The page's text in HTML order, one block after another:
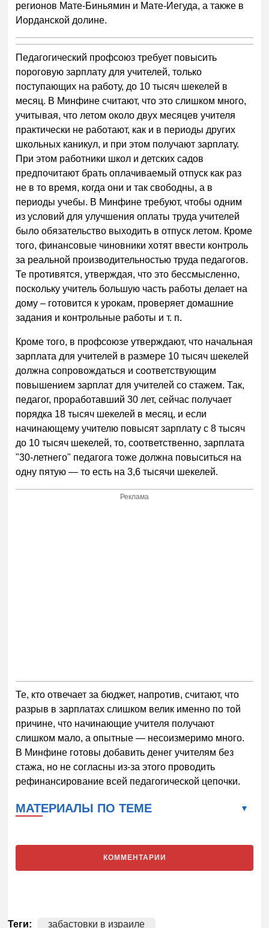
регионов Мате-Биньямин и Мате-Иегуда, а также в
Иорданской долине.
Педагогический профсоюз требует повысить
пороговую зарплату для учителей, только
поступающих на работу, до 10 тысяч шекелей в
месяц. В Минфине считают, что это слишком много,
учитывая, что летом около двух месяцев учителя
практически не работают, как и в периоды других
школьных каникул, и при этом получают зарплату.
При этом работники школ и детских садов
предпочитают брать оплачиваемый отпуск как раз
не в то время, когда они и так свободны, а в
периоды учебы. В Минфине требуют, чтобы одним
из условий для улучшения оплаты труда учителей
было обязательство выходить в отпуск летом. Кроме
того, финансовые чиновники хотят ввести контроль
за реальной производительностью труда педагогов.
Те противятся, утверждая, что это бессмысленно,
поскольку учитель большую часть работы делает на
дому – готовится к урокам, проверяет домашние
задания и контрольные работы и т. п.
Кроме того, в профсоюзе утверждают, что начальная
зарплата для учителей в размере 10 тысяч шекелей
должна сопровождаться и соответствующим
повышением зарплат для учителей со стажем. Так,
педагог, проработавший 30 лет, сейчас получает
порядка 18 тысяч шекелей в месяц, и если
начинающему учителю повысят зарплату с 8 тысяч
до 10 тысяч шекелей, то, соответственно, зарплата
"30-летнего" педагога тоже должна повыситься на
одну пятую — то есть на 3,6 тысячи шекелей.
Реклама
Те, кто отвечает за бюджет, напротив, считают, что
разрыв в зарплатах слишком велик именно по той
причине, что начинающие учителя получают
слишком мало, а опытные — несоизмеримо много.
В Минфине готовы добавить денег учителям без
стажа, но не согласны из-за этого проводить
рефинансирование всей педагогической цепочки.
МАТЕРИАЛЫ ПО ТЕМЕ
КОММЕНТАРИИ
Теги: забастовки в израиле